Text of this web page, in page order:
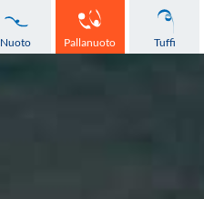
Nuoto Pallanuoto Tuffi